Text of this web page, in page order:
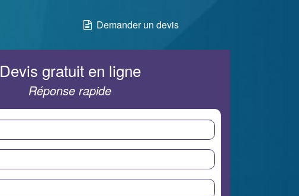
Demander un devis
Devis gratuit en ligne
Réponse rapide